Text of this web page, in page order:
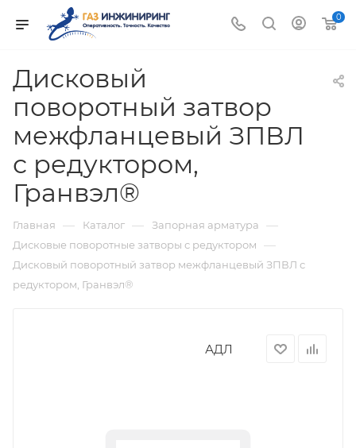
0
Дисковый
поворотный затвор
межфланцевый ЗПВЛ
с редуктором,
Гранвэл®
Главная — Каталог — Запорная арматура —
Дисковые поворотные затворы с редуктором —
Дисковый поворотный затвор межфланцевый ЗПВЛ с
редуктором, Гранвэл®
АДЛ